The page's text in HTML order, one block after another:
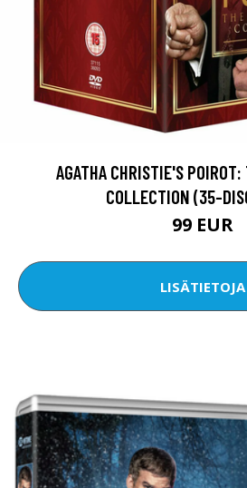
AGATHA CHRISTIE'S
COLLECTION (35-
99 EUR
LISÄTIETOJA